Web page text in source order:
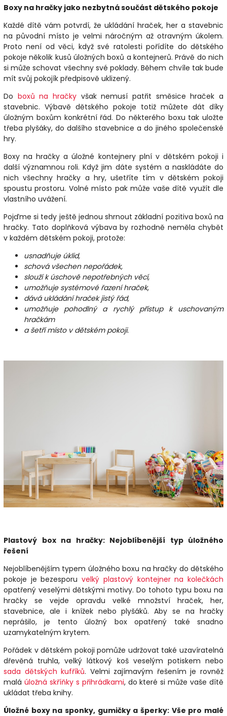
Boxy na hračky jako nezbytná součást dětského pokoje
Každé dítě vám potvrdí, že ukládání hraček, her a stavebnic
na původní místo je velmi náročným až otravným úkolem.
Proto není od věci, když své ratolesti pořídíte do dětského
pokoje několik kusů úložných boxů a kontejnerů. Právě do nich
si může schovat všechny své poklady. Během chvíle tak bude
mít svůj pokojík předpisově uklizený.
Do boxů na hračky však nemusí patřit směsice hraček a
stavebnic. Výbavě dětského pokoje totiž můžete dát díky
úložným boxům konkrétní řád. Do některého boxu tak uložte
třeba plyšáky, do dalšího stavebnice a do jiného společenské
hry.
Boxy na hračky a úložné kontejnery plní v dětském pokoji i
další významnou roli. Když jim dáte systém a naskládáte do
nich všechny hračky a hry, ušetříte tím v dětském pokoji
spoustu prostoru. Volné místo pak může vaše dítě využít dle
vlastního uvážení.
Pojďme si tedy ještě jednou shrnout základní pozitiva boxů na
hračky. Tato doplňková výbava by rozhodně neměla chybět
v každém dětském pokoji, protože:
usnadňuje úklid,
schová všechen nepořádek,
slouží k úschově nepotřebných věcí,
umožňuje systémové řazení hraček,
dává ukládání hraček jistý řád,
umožňuje pohodlný a rychlý přístup k uschovaným
hračkám
a šetří místo v dětském pokoji.
Plastový box na hračky: Nejoblíbenější typ úložného
řešení
Nejoblíbenějším typem úložného boxu na hračky do dětského
pokoje je bezesporuvelký plastový kontejner na kolečkách
opatřený veselými dětskými motivy. Do tohoto typu boxu na
hračky se vejde opravdu velké množství hraček, her,
stavebnice, ale i knížek nebo plyšáků. Aby se na hračky
neprášilo, je tento úložný box opatřený také snadno
uzamykatelným krytem.
Pořádek v dětském pokoji pomůže udržovat také uzavíratelná
dřevěná truhla, velký látkový koš veselým potiskem nebo
sada dětských kufříků. Velmi zajímavým řešením je rovněž
malá úložná skříňky s přihrádkami, do které si může vaše dítě
ukládat třeba knihy.
Úložné boxy na sponky, gumičky a šperky: Vše pro malé